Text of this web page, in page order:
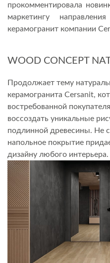
прокомментировала
маркетингу
керамогранит компании
WOOD CONCEPT
Продолжает тему
керамогранита Cersanit,
востребованной
воссоздать уникальные
подлинной древесины. Не
напольное покрытие
дизайну любого интерьера.